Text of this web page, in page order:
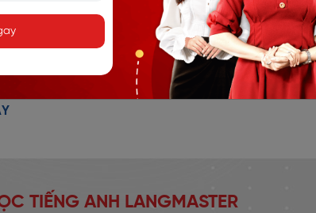
mặt à?
anh/chị có muốn có tên trong danh sách chúng tôi
TIẾNG ANH LANGMASTER